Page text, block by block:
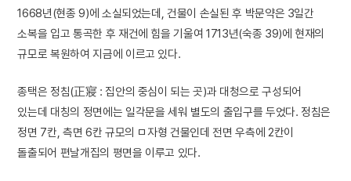
1668년(현종 9)에 소실되었는데, 건물이 손실된 후 박문약은 3일간
소복을 입고 통곡한 후 재건에 힘을 기울여 1713년(숙종 39)에 현재의
규모로 복원하여 지금에 이르고 있다.
종택은 정침(正寢 : 집안의 중심이 되는 곳)과 대청으로 구성되어
있는데 대칭의 정면에는 일각문을 세워 별도의 출입구를 두었다. 정침은
정면 7칸, 측면 6칸 규모의 ㅁ자형 건물인데 전면 우측에 2칸이
돌출되어 편날개집의 평면을 이루고 있다.